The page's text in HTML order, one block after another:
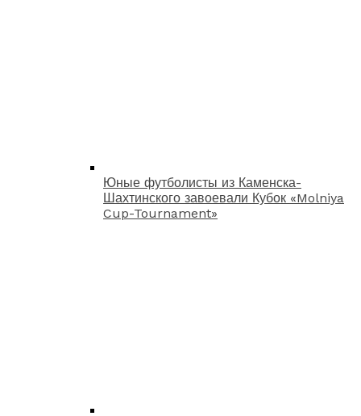
Юные футболисты из Каменска-
Шахтинского завоевали Кубок «Molniya
Cup-Tournament»